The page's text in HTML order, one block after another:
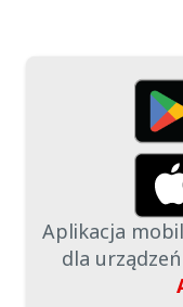
Aplikacja
dla